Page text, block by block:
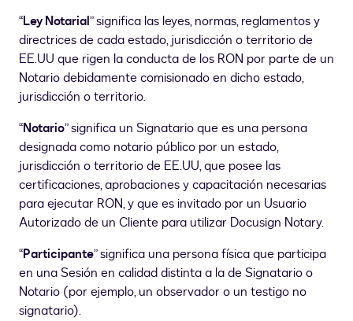
“Ley Notarial” significa las leyes, normas, reglamentos y
directrices de cada estado, jurisdicción o territorio de
EE.UU que rigen la conducta de los RON por parte de un
Notario debidamente comisionado en dicho estado,
jurisdicción o territorio.
“Notario” significa un Signatario que es una persona
designada como notario público por un estado,
jurisdicción o territorio de EE.UU, que posee las
certificaciones, aprobaciones y capacitación necesarias
para ejecutar RON, y que es invitado por un Usuario
Autorizado de un Cliente para utilizar Docusign Notary.
“Participante” significa una persona física que participa
en una Sesión en calidad distinta a la de Signatario o
Notario (por ejemplo, un observador o un testigo no
signatario).